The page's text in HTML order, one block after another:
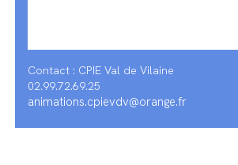
Contact : CPIE Val de Vilaine
02.99.72.69.25
animations.cpievdv@orange.fr